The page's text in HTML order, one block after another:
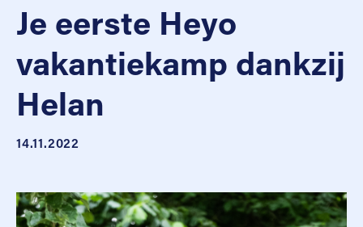
Je eerste Heyo
vakantiekamp dankzij
Helan
14.11.2022